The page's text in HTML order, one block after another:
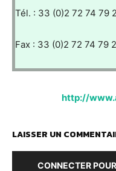
Tél. : 33 (0)2 72 74 79
Fax : 33 (0)2 72 74 79
http://
LAISSER UN
CONNECTER